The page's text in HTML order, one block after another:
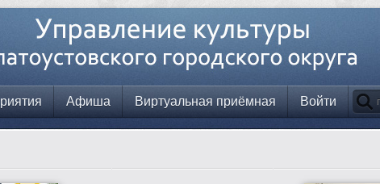
Афиша Виртуальная приёмная Войти